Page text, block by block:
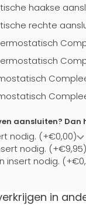
haakse
rechte
aansluiten? Dan
nodig. (+€0,00)
nodig. (+€9,95)
insert nodig.
in